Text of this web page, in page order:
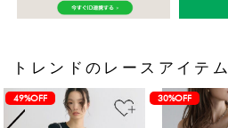
トレンドのレースアイテム
49%OFF 30%OFF